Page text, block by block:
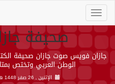
صحيفة
جازان فويس صوت جازان صحيفة
الوطن العربي وتختص
الإثنين , 26 صفر 1448 هـ ,